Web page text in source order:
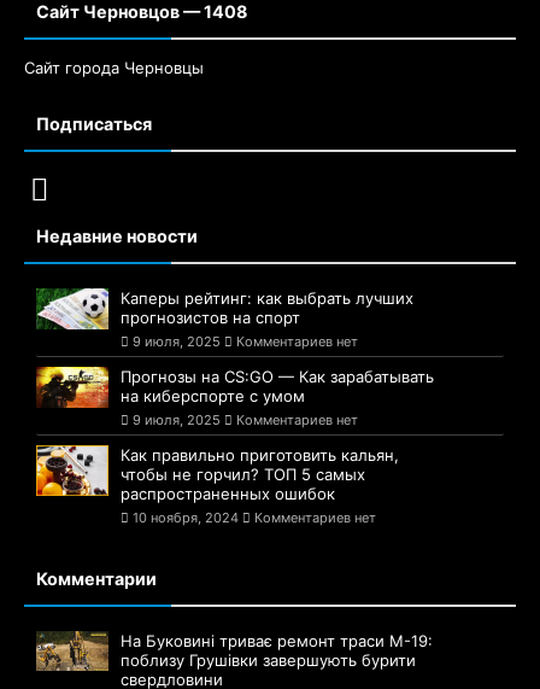
Сайт Черновцов — 1408
Сайт города Черновцы
Подписаться
Недавние новости
Каперы рейтинг: как выбрать лучших
прогнозистов на спорт
9 июля, 2025 Комментариев нет
Прогнозы на CS:GO — Как зарабатывать
на киберспорте с умом
9 июля, 2025 Комментариев нет
Как правильно приготовить кальян,
чтобы не горчил? ТОП 5 самых
распространенных ошибок
10 ноября, 2024 Комментариев нет
Комментарии
На Буковині триває ремонт траси М-19:
поблизу Грушівки завершують бурити
свердловини